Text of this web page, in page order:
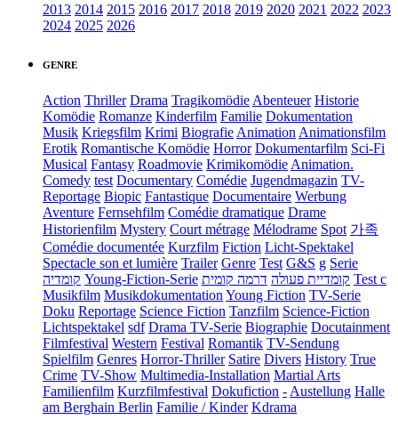
2013 2014 2015 2016 2017 2018 2019 2020 2021 2022 2023
2024 2025 2026
GENRE
Action Thriller Drama Tragikomödie Abenteuer Historie
Komödie Romanze Kinderfilm Familie Dokumentation
Musik Kriegsfilm Krimi Biografie Animation Animationsfilm
Erotik Romantische Komödie Horror Dokumentarfilm Sci-Fi
Musical Fantasy Roadmovie Krimikomödie Animation.
Comedy test Documentary Comédie Jugendmagazin TV-
Reportage Biopic Fantastique Documentaire Werbung
Aventure Fernsehfilm Comédie dramatique Drame
Historienfilm Mystery Court métrage Mélodrame Spot 가족
Comédie documentée Kurzfilm Fiction Licht-Spektakel
Spectacle son et lumière Trailer Genre Test G&S g Serie
קומדיה Young-Fiction-Serie קומדיית פעולה דרמה קומית
Test c
Musikfilm Musikdokumentation Young Fiction TV-Serie
Doku Reportage Science Fiction Tanzfilm Science-Fiction
Lichtspektakel sdf Drama TV-Serie Biographie Docutainment
Filmfestival Western Festival Romantik TV-Sendung
Spielfilm Genres Horror-Thriller Satire Divers History True
Crime TV-Show Multimedia-Installation Martial Arts
Familienfilm Kurzfilmfestival Dokufiction - Austellung Halle
am Berghain Berlin Familie / Kinder Kdrama